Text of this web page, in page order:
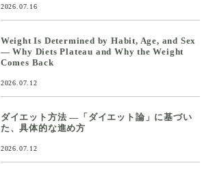
2026.07.16
Weight Is Determined by Habit, Age, and Sex
— Why Diets Plateau and Why the Weight
Comes Back
2026.07.12
ダイエット方法 ―「ダイエット論」に基づい
た、具体的な進め方
2026.07.12